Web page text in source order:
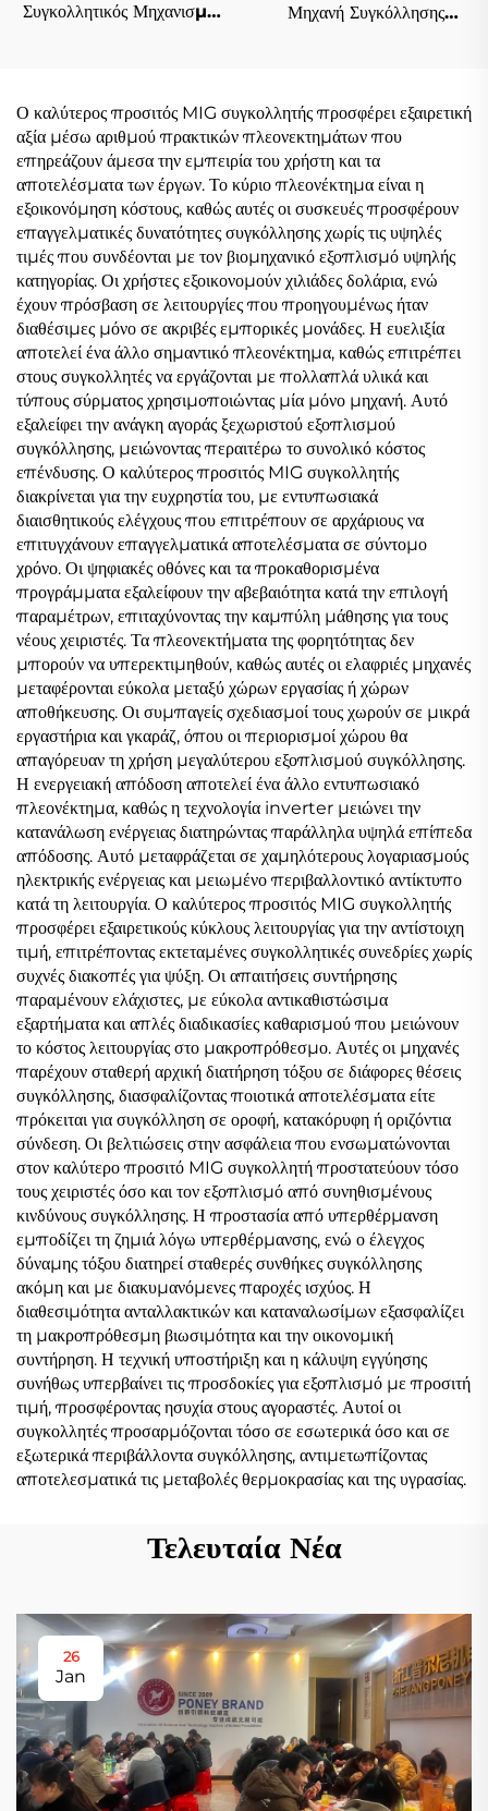
Συγκολλητικός Μηχανισμός
Συγκεραστική Λειτουργία
Παλμών
Μηχανή Συγκόλλησης
Weldr
Ο καλύτερος προσιτός MIG συγκολλητής προσφέρει εξαιρετική
αξία μέσω αριθμού πρακτικών πλεονεκτημάτων που
επηρεάζουν άμεσα την εμπειρία του χρήστη και τα
αποτελέσματα των έργων. Το κύριο πλεονέκτημα είναι η
εξοικονόμηση κόστους, καθώς αυτές οι συσκευές προσφέρουν
επαγγελματικές δυνατότητες συγκόλλησης χωρίς τις υψηλές
τιμές που συνδέονται με τον βιομηχανικό εξοπλισμό υψηλής
κατηγορίας. Οι χρήστες εξοικονομούν χιλιάδες δολάρια, ενώ
έχουν πρόσβαση σε λειτουργίες που προηγουμένως ήταν
διαθέσιμες μόνο σε ακριβές εμπορικές μονάδες. Η ευελιξία
αποτελεί ένα άλλο σημαντικό πλεονέκτημα, καθώς επιτρέπει
στους συγκολλητές να εργάζονται με πολλαπλά υλικά και
τύπους σύρματος χρησιμοποιώντας μία μόνο μηχανή. Αυτό
εξαλείφει την ανάγκη αγοράς ξεχωριστού εξοπλισμού
συγκόλλησης, μειώνοντας περαιτέρω το συνολικό κόστος
επένδυσης. Ο καλύτερος προσιτός MIG συγκολλητής
διακρίνεται για την ευχρηστία του, με εντυπωσιακά
διαισθητικούς ελέγχους που επιτρέπουν σε αρχάριους να
επιτυγχάνουν επαγγελματικά αποτελέσματα σε σύντομο
χρόνο. Οι ψηφιακές οθόνες και τα προκαθορισμένα
προγράμματα εξαλείφουν την αβεβαιότητα κατά την επιλογή
παραμέτρων, επιταχύνοντας την καμπύλη μάθησης για τους
νέους χειριστές. Τα πλεονεκτήματα της φορητότητας δεν
μπορούν να υπερεκτιμηθούν, καθώς αυτές οι ελαφριές μηχανές
μεταφέρονται εύκολα μεταξύ χώρων εργασίας ή χώρων
αποθήκευσης. Οι συμπαγείς σχεδιασμοί τους χωρούν σε μικρά
εργαστήρια και γκαράζ, όπου οι περιορισμοί χώρου θα
απαγόρευαν τη χρήση μεγαλύτερου εξοπλισμού συγκόλλησης.
Η ενεργειακή απόδοση αποτελεί ένα άλλο εντυπωσιακό
πλεονέκτημα, καθώς η τεχνολογία inverter μειώνει την
κατανάλωση ενέργειας διατηρώντας παράλληλα υψηλά επίπεδα
απόδοσης. Αυτό μεταφράζεται σε χαμηλότερους λογαριασμούς
ηλεκτρικής ενέργειας και μειωμένο περιβαλλοντικό αντίκτυπο
κατά τη λειτουργία. Ο καλύτερος προσιτός MIG συγκολλητής
προσφέρει εξαιρετικούς κύκλους λειτουργίας για την αντίστοιχη
τιμή, επιτρέποντας εκτεταμένες συγκολλητικές συνεδρίες χωρίς
συχνές διακοπές για ψύξη. Οι απαιτήσεις συντήρησης
παραμένουν ελάχιστες, με εύκολα αντικαθιστώσιμα
εξαρτήματα και απλές διαδικασίες καθαρισμού που μειώνουν
το κόστος λειτουργίας στο μακροπρόθεσμο. Αυτές οι μηχανές
παρέχουν σταθερή αρχική διατήρηση τόξου σε διάφορες θέσεις
συγκόλλησης, διασφαλίζοντας ποιοτικά αποτελέσματα είτε
πρόκειται για συγκόλληση σε οροφή, κατακόρυφη ή οριζόντια
σύνδεση. Οι βελτιώσεις στην ασφάλεια που ενσωματώνονται
στον καλύτερο προσιτό MIG συγκολλητή προστατεύουν τόσο
τους χειριστές όσο και τον εξοπλισμό από συνηθισμένους
κινδύνους συγκόλλησης. Η προστασία από υπερθέρμανση
εμποδίζει τη ζημιά λόγω υπερθέρμανσης, ενώ ο έλεγχος
δύναμης τόξου διατηρεί σταθερές συνθήκες συγκόλλησης
ακόμη και με διακυμανόμενες παροχές ισχύος. Η
διαθεσιμότητα ανταλλακτικών και καταναλωσίμων εξασφαλίζει
τη μακροπρόθεσμη βιωσιμότητα και την οικονομική
συντήρηση. Η τεχνική υποστήριξη και η κάλυψη εγγύησης
συνήθως υπερβαίνει τις προσδοκίες για εξοπλισμό με προσιτή
τιμή, προσφέροντας ησυχία στους αγοραστές. Αυτοί οι
συγκολλητές προσαρμόζονται τόσο σε εσωτερικά όσο και σε
εξωτερικά περιβάλλοντα συγκόλλησης, αντιμετωπίζοντας
αποτελεσματικά τις μεταβολές θερμοκρασίας και της υγρασίας.
Τελευταία Νέα
26
Jan